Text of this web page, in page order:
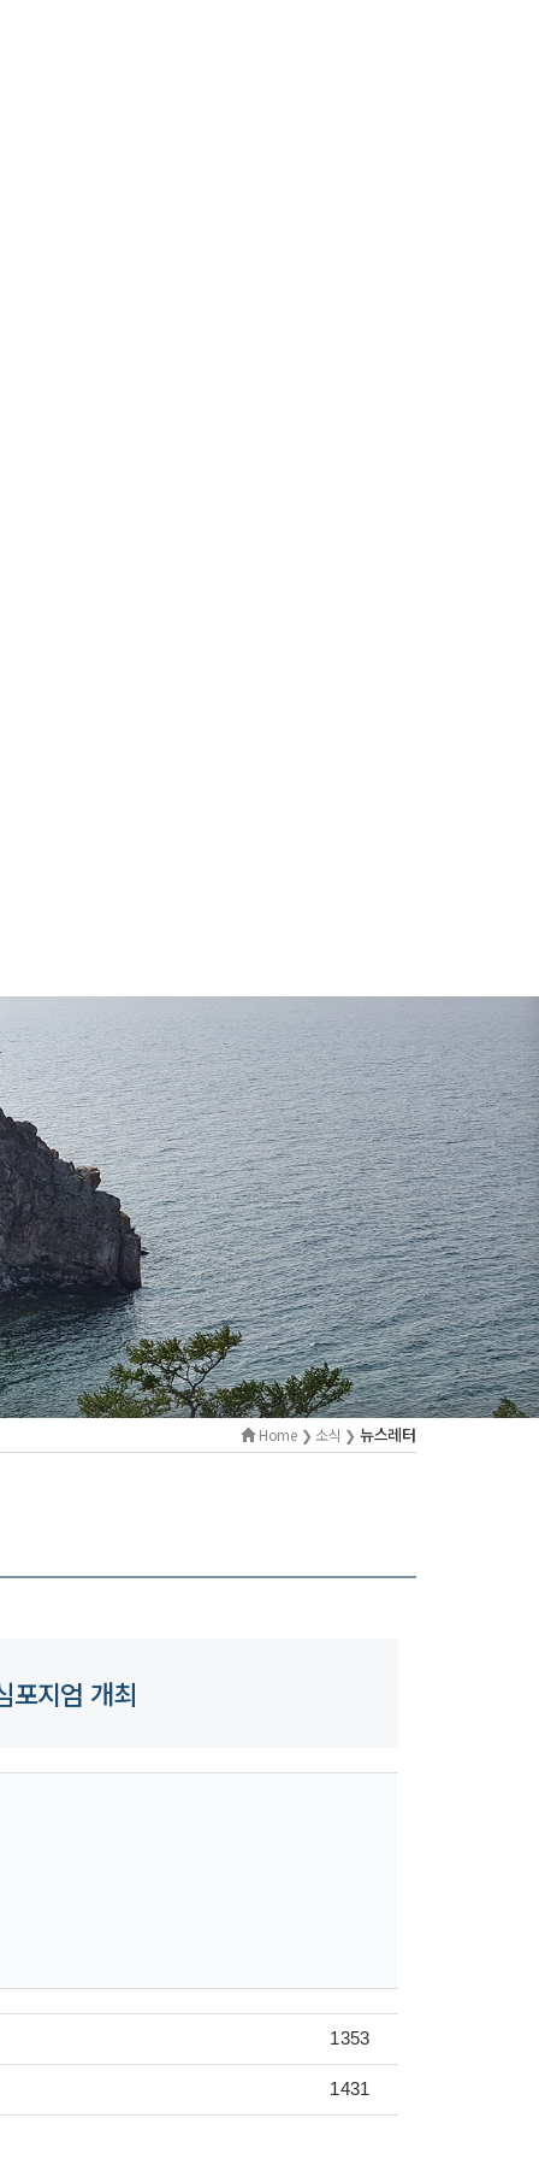
Home ❯ 소식 ❯ 뉴스레터
포지엄 개최
1353
1431